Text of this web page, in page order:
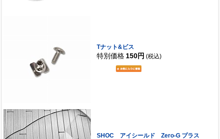
Tナット&ビス
特別価格 150円 (税込)
SHOC アイシールド Zero-G プラス